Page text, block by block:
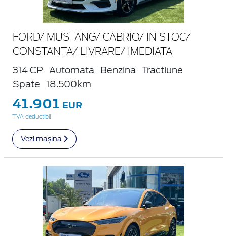
FORD/ MUSTANG/ CABRIO/ IN STOC/
CONSTANTA/ LIVRARE/ IMEDIATA
314 CP Automata Benzina
Tractiune
Spate
18.500km
41.901 EUR
TVA deductibil
Vezi mașina